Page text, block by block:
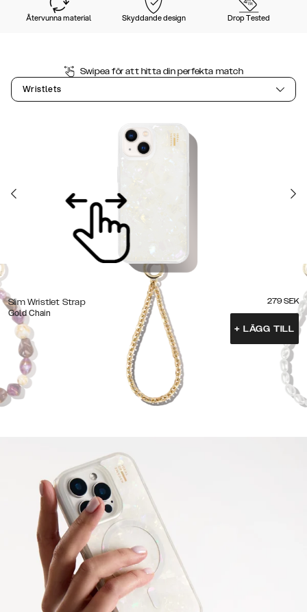
Återvunna material Skyddande design Drop Tested
Swipea för att hitta din perfekta match
Wristlets
Slim Wristlet Strap
Gold Chain
279 SEK
+ LÄGG TILL